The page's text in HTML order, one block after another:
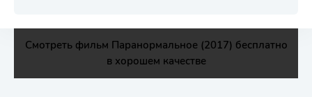
Смотреть фильм Паранормальное (2017) бесплатно
в хорошем качестве